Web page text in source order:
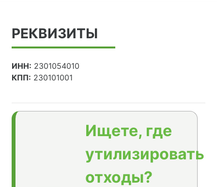
РЕКВИЗИТЫ
ИНН: 2301054010
КПП: 230101001
Ищете, где
утилизировать
отходы?